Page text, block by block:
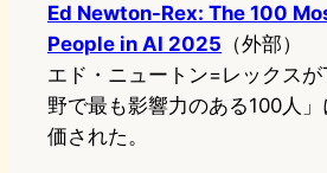
Ed Newton-Rex: The 100
People in AI 2025 （外部）
エド・ニュートン=レックス
野で最も影響力のある100人
価された。